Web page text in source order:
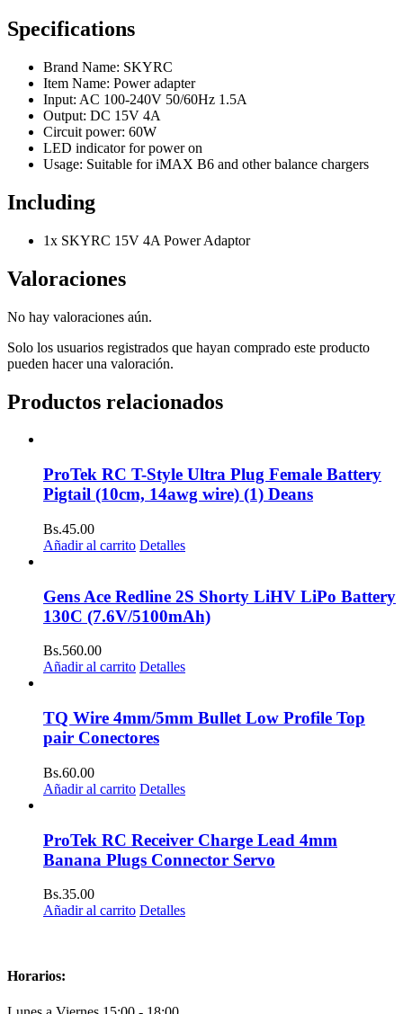
Specifications
Brand Name: SKYRC
Item Name: Power adapter
Input: AC 100-240V 50/60Hz 1.5A
Output: DC 15V 4A
Circuit power: 60W
LED indicator for power on
Usage: Suitable for iMAX B6 and other balance chargers
Including
1x SKYRC 15V 4A Power Adaptor
Valoraciones
No hay valoraciones aún.
Solo los usuarios registrados que hayan comprado este producto
pueden hacer una valoración.
Productos relacionados
ProTek RC T-Style Ultra Plug Female Battery
Pigtail (10cm, 14awg wire) (1) Deans
Bs.45.00
Añadir al carrito Detalles
Gens Ace Redline 2S Shorty LiHV LiPo Battery
130C (7.6V/5100mAh)
Bs.560.00
Añadir al carrito Detalles
TQ Wire 4mm/5mm Bullet Low Profile Top
pair Conectores
Bs.60.00
Añadir al carrito Detalles
ProTek RC Receiver Charge Lead 4mm
Banana Plugs Connector Servo
Bs.35.00
Añadir al carrito Detalles
Horarios: